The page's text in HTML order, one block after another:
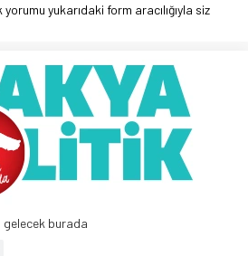
yorumu yukarıdaki form aracılığıyla siz
gelecek burada